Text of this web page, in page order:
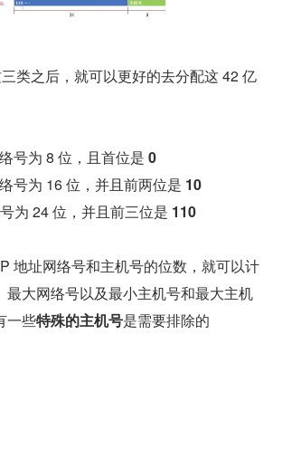
类之后，就可以更好的去分配这 42 亿
号为 8 位，且首位是 0
号为 16 位，并且前两位是 10
为 24 位，并且前三位是 110
地址网络号和主机号的位数，就可以计
最大网络号以及最小主机号和最大主机
一些特殊的主机号是需要排除的